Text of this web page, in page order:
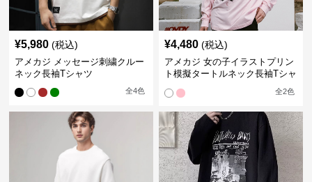
¥5,980 (税込)
アメカジ メッセージ刺繍クルー
ネック長袖Tシャツ
全4色
¥4,480 (税込)
アメカジ 女の子イラストプリン
ト模擬タートルネック長袖Tシャ
全2色